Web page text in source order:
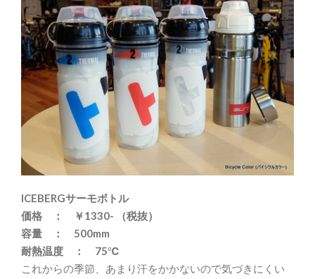
ICEBERGサーモボトル
価格 ： ￥1330- （税抜）
容量 ： 500mm
耐熱温度 ： 75℃
これからの季節、あまり汗をかかないので気づきにくい